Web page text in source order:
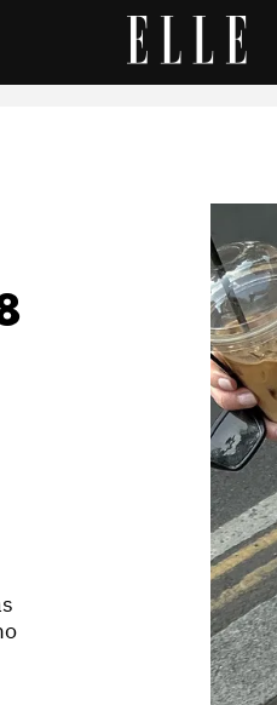
para o verão e inverno